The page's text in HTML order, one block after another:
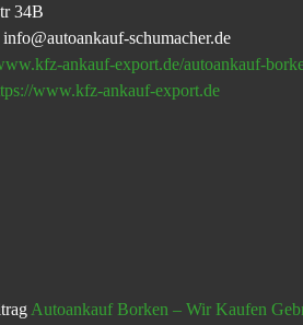
34B
schumacher.de
ankauf-export.de/autoankauf-
www.kfz-ankauf-export.de
Autoankauf Borken – Wir Kaufen